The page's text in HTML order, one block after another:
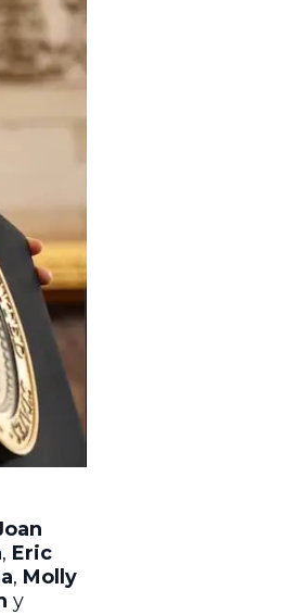
, Eric
, Molly
y